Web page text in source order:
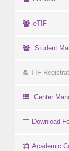
eTIF
Student
TIF
Center
Download
Academic